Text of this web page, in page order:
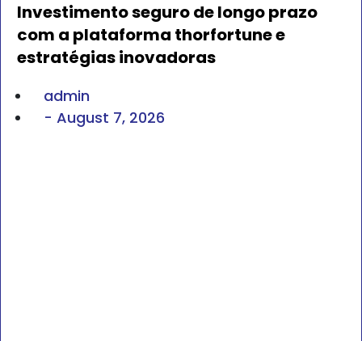
Investimento seguro de longo prazo
com a plataforma thorfortune e
estratégias inovadoras
admin
- August 7, 2026